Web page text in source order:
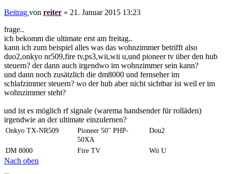
Beitrag von reiter » 21. Januar 2015 13:23
frage..
ich bekomm die ultimate erst am freitag..
kann ich zum beispiel alles was das wohnzimmer betrifft also
duo2,onkyo nr509,fire tv,ps3,wii,wii u,und pioneer tv über den hub
steuern? der dann auch irgendwo im wohnzimmer sein kann?
und dann noch zusätzlich die dm8000 und fernseher im
schlafzimmer steuern? wo der hub aber nicht sichtbar ist weil er im
wohnzimmer steht?
und ist es möglich rf signale (warema handsender für rolläden)
irgendwie an der ultimate einzulernen?
Onkyo TX-NR509
Pioneer 50" PHP-
50XA
Dou2
DM 8000 Fire TV Wii U
Nach oben